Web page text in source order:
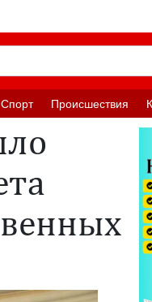
Спорт Происшествия